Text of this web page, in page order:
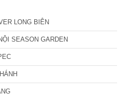
LONG BIÊN
SEASON GARDEN